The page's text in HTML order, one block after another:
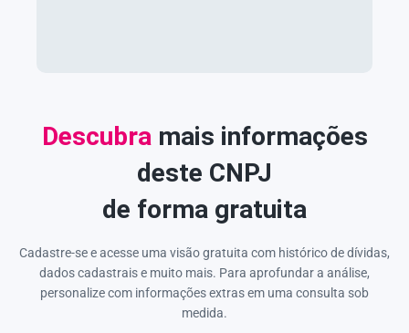
Descubra mais informações
deste CNPJ
de forma gratuita
Cadastre-se e acesse uma visão gratuita com histórico de dívidas,
dados cadastrais e muito mais. Para aprofundar a análise,
personalize com informações extras em uma consulta sob
medida.